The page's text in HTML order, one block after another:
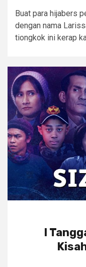
Buat para hijabers
dengan nama
tiongkok ini kerap
I